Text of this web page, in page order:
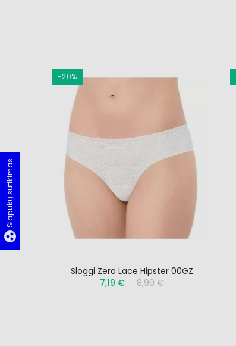
−20%
Sloggi Zero Lace Hipster 00GZ
7,19 €
8,99 €
group_work
Slapukų sutikimas